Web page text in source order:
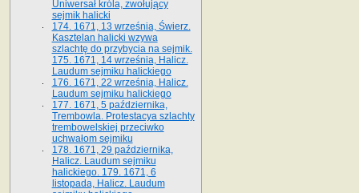
Uniwersał króla, zwołujący
sejmik halicki
174. 1671, 13 września, Świerz.
Kasztelan halicki wzywa
szlachtę do przybycia na sejmik.
175. 1671, 14 września, Halicz.
Laudum sejmiku halickiego
176. 1671, 22 września, Halicz.
Laudum sejmiku halickiego
177. 1671, 5 października,
Trembowla. Protestacya szlachty
trembowelskiej przeciwko
uchwałom sejmiku
178. 1671, 29 października,
Halicz. Laudum sejmiku
halickiego. 179. 1671, 6
listopada, Halicz. Laudum